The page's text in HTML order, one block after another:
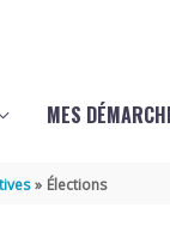
MES
Élections